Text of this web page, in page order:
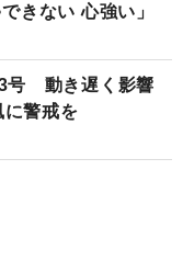
きない 心強い」
号 動き遅く影響
警戒を